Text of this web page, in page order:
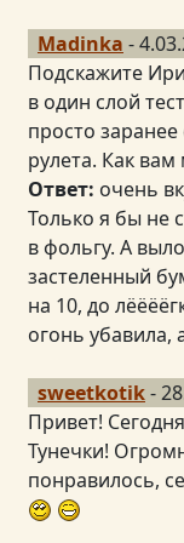
Madinka -
Подскажите
в один слой
просто
рулета. Как
Ответ: очень
Только я бы не
в фольгу. А
застеленный
на 10, до
огонь убавила,
sweetkotik-
Привет!
Тунечки!
понравилось,